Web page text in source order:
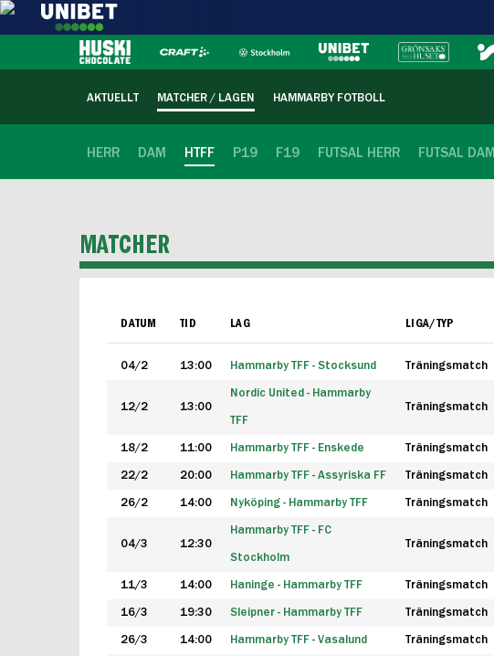
AKTUELLT MATCHER / LAGEN HAMMARBY FOTBOLL
HERR DAM HTFF P19 F19 FUTSAL HERR FUTSAL DAM
MATCHER
DATUM TID LAG LIGA/TYP
04/2 13:00 Hammarby TFF - Stocksund Träningsmatch
12/2 13:00
Nordic United - Hammarby
TFF
Träningsmatch
18/2 11:00 Hammarby TFF - Enskede Träningsmatch
22/2 20:00 Hammarby TFF - Assyriska FF Träningsmatch
26/2 14:00 Nyköping - Hammarby TFF Träningsmatch
04/3 12:30
Hammarby TFF - FC
Stockholm
Träningsmatch
11/3 14:00 Haninge - Hammarby TFF Träningsmatch
16/3 19:30 Sleipner - Hammarby TFF Träningsmatch
26/3 14:00 Hammarby TFF - Vasalund Träningsmatch